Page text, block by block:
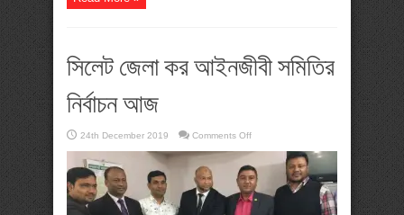
সিলেট জেলা কর আইনজীবী সমিতির
নির্বাচন আজ
24th December 2019 Comments Offon
জেলা
কর
আইনজীবী
সমিতির
নির্বাচন
আজ